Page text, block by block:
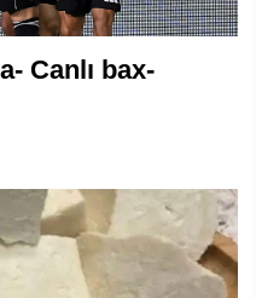
Canlı bax-